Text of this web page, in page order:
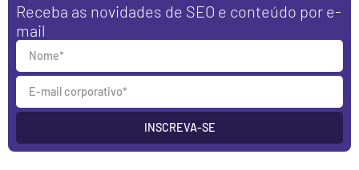
Receba as novidades de SEO e conteúdo por e-
mail
INSCREVA-SE